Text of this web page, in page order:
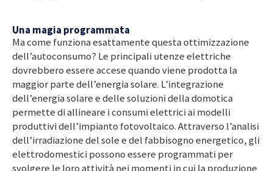
Una magia programmata
Ma come funziona esattamente questa ottimizzazione
dell’autoconsumo? Le principali utenze elettriche
dovrebbero essere accese quando viene prodotta la
maggior parte dell’energia solare. L’integrazione
dell’energia solare e delle soluzioni della domotica
permette di allineare i consumi elettrici ai modelli
produttivi dell’impianto fotovoltaico. Attraverso l’analisi
dell’irradiazione del sole e del fabbisogno energetico, gli
elettrodomestici possono essere programmati per
svolgere le loro attività nei momenti in cui la produzione